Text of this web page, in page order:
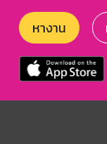
หางาน